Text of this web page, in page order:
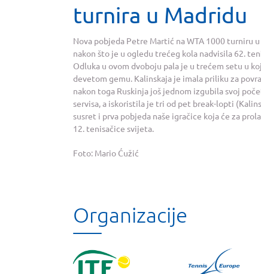
turnira u Madridu
Nova pobjeda Petre Martić na WTA 1000 turniru
nakon što je u ogledu trećeg kola nadvisila 62.
Odluka u ovom dvoboju pala je u trećem setu u
devetom gemu. Kalinskaja je imala priliku za
nakon toga Ruskinja još jednom izgubila svoj
servisa, a iskoristila je tri od pet break-lopti
susret i prva pobjeda naše igračice koja će za
12. tenisačice svijeta.
Foto: Mario Ćužić
Organizacije